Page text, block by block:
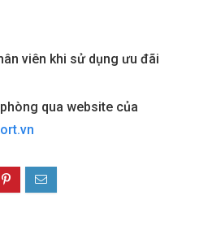
viên khi sử dụng ưu đãi
qua website của